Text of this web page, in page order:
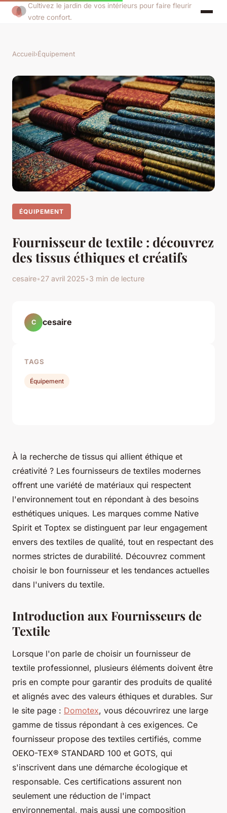
Cultivez le jardin de vos intérieurs pour faire fleurir
votre confort.
Accueil›Équipement
ÉQUIPEMENT
Fournisseur de textile : découvrez
des tissus éthiques et créatifs
cesaire•27 avril 2025•3 min de lecture
À la recherche de tissus qui allient éthique et
créativité ? Les fournisseurs de textiles modernes
offrent une variété de matériaux qui respectent
l'environnement tout en répondant à des besoins
esthétiques uniques. Les marques comme Native
Spirit et Toptex se distinguent par leur engagement
envers des textiles de qualité, tout en respectant des
normes strictes de durabilité. Découvrez comment
choisir le bon fournisseur et les tendances actuelles
dans l'univers du textile.
Introduction aux Fournisseurs de
Textile
Lorsque l'on parle de choisir un fournisseur de
textile professionnel, plusieurs éléments doivent être
pris en compte pour garantir des produits de qualité
et alignés avec des valeurs éthiques et durables. Sur
le site page : Domotex, vous découvrirez une large
gamme de tissus répondant à ces exigences. Ce
fournisseur propose des textiles certifiés, comme
OEKO-TEX® STANDARD 100 et GOTS, qui
s'inscrivent dans une démarche écologique et
responsable. Ces certifications assurent non
seulement une réduction de l'impact
environnemental, mais aussi une composition
C cesaire
TAGS
Équipement